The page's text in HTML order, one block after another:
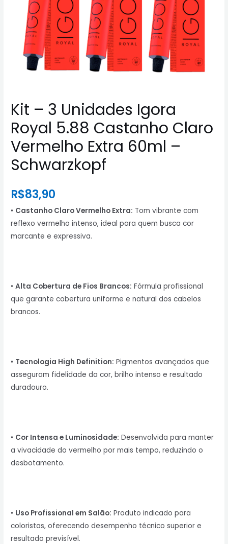
Kit – 3 Unidades Igora
Royal 5.88 Castanho Claro
Vermelho Extra 60ml –
Schwarzkopf
R$83,90
• Castanho Claro Vermelho Extra: Tom vibrante com
reflexo vermelho intenso, ideal para quem busca cor
marcante e expressiva.
•Alta Cobertura de Fios Brancos: Fórmula profissional
que garante cobertura uniforme e natural dos cabelos
brancos.
• Tecnologia High Definition: Pigmentos avançados que
asseguram fidelidade da cor, brilho intenso e resultado
duradouro.
• Cor Intensa e Luminosidade: Desenvolvida para manter
a vivacidade do vermelho por mais tempo, reduzindo o
desbotamento.
• Uso Profissional em Salão: Produto indicado para
coloristas, oferecendo desempenho técnico superior e
resultado previsível.